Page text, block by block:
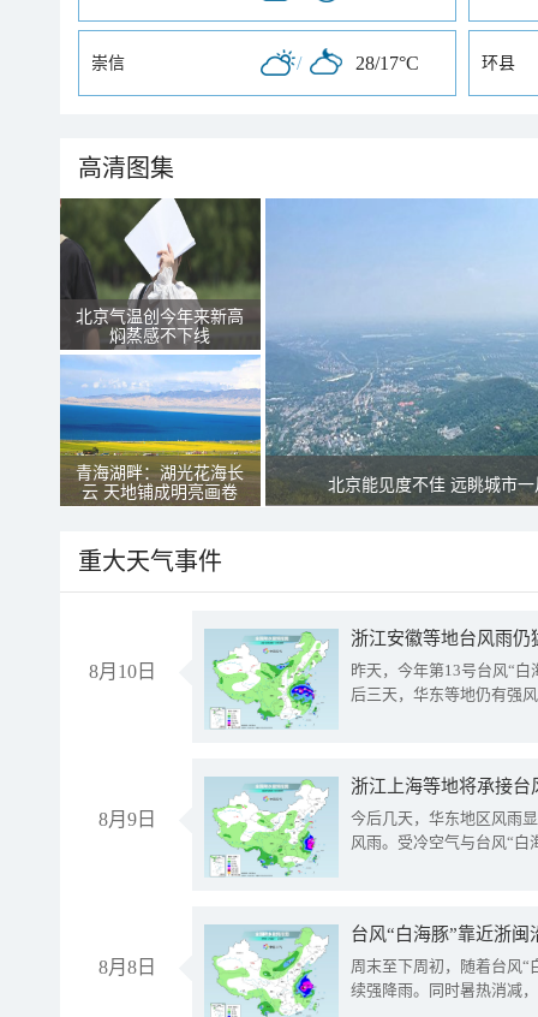
崇信 / 28/17°C 环县
高清图集
北京气温创今年来新高
焖蒸感不下线
青海湖畔：湖光花海长
云 天地铺成明亮画卷
北京能见度不佳 远眺城市
重大天气事件
8月10日
浙江安徽等地台风雨
昨天，今年第13号台风“
后三天，华东等地仍有强
8月9日
浙江上海等地将承接台
今后几天，华东地区风雨
风雨。受冷空气与台风“白
8月8日
台风“白海豚”靠近浙
周末至下周初，随着台风“
续强降雨。同时暑热消减